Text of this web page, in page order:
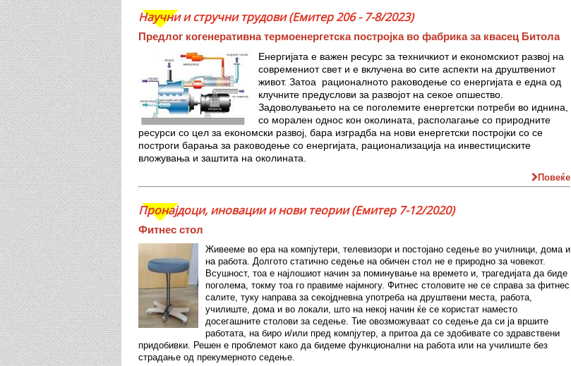
Научни и стручни трудови (Емитер 206 - 7-8/2023)
Предлог когенеративна термоенергетска постројка во фабрика за квасец Битола
Енергијата е важен ресурс за техничкиот и економскиот развој на
современиот свет и е вклучена во сите аспекти на друштвениот
живот. Затоа рационалното раководење со енергијата е една од
клучните предуслови за развојот на секое опшество.
Задоволувањето на се поголемите енергетски потреби во иднина,
со морален однос кон околината, располагање со природните
ресурси со цел за економски развој, бара изградба на нови енергетски постројки со се
построги барања за раководење со енергијата, рационализација на инвестициските
вложувања и заштита на околината.
Повеќе
Пронајдоци, иновации и нови теории (Емитер 7-12/2020)
Фитнес стол
Живееме во ера на компјутери, телевизори и постојано седење во училници, дома и
на работа. Долгото статично седење на обичен стол не е природно за човекот.
Всушност, тоа е најлошиот начин за поминување на времето и, трагедијата да биде
поголема, токму тоа го правиме најмногу. Фитнес столовите не се справа за фитнес
салите, туку направа за секојдневна употреба на друштвени места, работа,
училиште, дома и во локали, што на некој начин ќе се користат наместо
досегашните столови за седење. Тие овозможуваат со седење да си ја вршите
работата, на биро и/или пред компјутер, а притоа да се здобивате со здравствени
придобивки. Решен е проблемот како да бидеме функционални на работа или на училиште без
страдање од прекумерното седење.